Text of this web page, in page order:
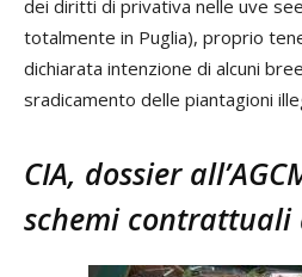
dei diritti di privativa nelle uve
totalmente in Puglia), proprio
dichiarata intenzione di alcuni
sradicamento delle piantagioni
CIA, dossier
schemi contrattuali